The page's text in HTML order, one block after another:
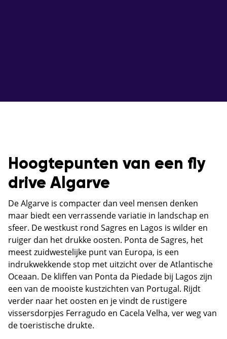
Hoogtepunten van een fly
drive Algarve
De Algarve is compacter dan veel mensen denken
maar biedt een verrassende variatie in landschap en
sfeer. De westkust rond Sagres en Lagos is wilder en
ruiger dan het drukke oosten. Ponta de Sagres, het
meest zuidwestelijke punt van Europa, is een
indrukwekkende stop met uitzicht over de Atlantische
Oceaan. De kliffen van Ponta da Piedade bij Lagos zijn
een van de mooiste kustzichten van Portugal. Rijdt
verder naar het oosten en je vindt de rustigere
vissersdorpjes Ferragudo en Cacela Velha, ver weg van
de toeristische drukte.